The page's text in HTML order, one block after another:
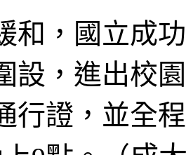
和，國立成
設，進出校
行證，並全